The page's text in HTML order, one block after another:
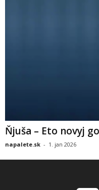
Ňjuša – Eto novyj
napalete.sk - 1. jan 2026